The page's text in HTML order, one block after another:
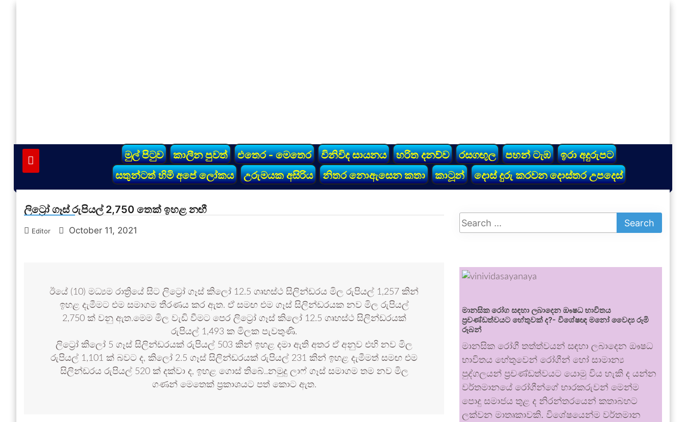
මුල් පිටුව කාලීන පුවත් එතෙර - මෙතෙර විනිවිද සායනය හරිත දනව්ව රසගඟුල පහන් ටැඹ
ඉරා අදුරුපට
සතුන්ටත් හිමි අපේ ලෝකය
උරුමයක අසිරිය නිතර නොඇසෙන කතා කාටූන් දොස් දුරු කරවන දොස්තර උපදෙස්
ලිට්‍රෝ ගෑස් රුපියල් 2,750 තෙක් ඉහළ නඟී
Editor October 11, 2021
ඊයේ (10) මධ්‍යම රාත්‍රියේ සිට ලිට්‍රෝ ගෑස් කිලෝ 12.5 ගෘහස්ථ සිලින්ඩරය මිල රුපියල් 1,257 කින්
ඉහළ දැමීමට එම සමාගම තීරණය කර ඇත. ඒ සමඟ එම ගෑස් සිලින්ඩරයක නව මිල රුපියල්
2,750 ක් වනු ඇත.මෙම මිල වැඩි වීමට පෙර ලිට්‍රෝ ගෑස් කිලෝ 12.5 ගෘහස්ථ සිලින්ඩරයක්
රුපියල් 1,493 ක මිලක පැවතුණි.
ලිට්‍රෝ කිලෝ 5 ගෑස් සිලින්ඩරයක් රුපියල් 503 කින් ඉහළ දමා ඇති අතර ඒ අනුව එහි නව මිල
රුපියල් 1,101 ක් බවට ද, කිලෝ 2.5 ගෑස් සිලින්ඩරයක් රුපියල් 231 කින් ඉහළ දැමීමත් සමඟ එම
සිලින්ඩරය රුපියල් 520 ක් දක්වා ද, ඉහළ ගොස් තිබේ..නමුදු ලාෆ් ගෑස් සමාගම තම නව මිල
ගණන් මෙතෙක් ප්‍රකාශයට පත් කොට ඇත.
මානසික රෝග සඳහා ලබාදෙන ඖෂධ භාවිතය
ප්‍රචණ්ඩත්වයට හේතුවක් ද?- විශේෂඥ මනෝ වෛද්‍ය රූමි
රූබන්
මානසික රෝගී තත්ත්වයන් සඳහා ලබාදෙන ඖෂධ
භාවිතය හේතුවෙන් රෝගීන් හෝ සාමාන්‍ය
පුද්ගලයන් ප්‍රචණ්ඩත්වයට යොමු විය හැකි ද යන්න
වර්තමානයේ රෝගීන්ගේ භාරකරුවන් මෙන්ම
පොදු සමාජය තුළ ද නිරන්තරයෙන් කතාබහට
ලක්වන මාතෘකාවකි. විශේෂයෙන්ම වර්තමාන